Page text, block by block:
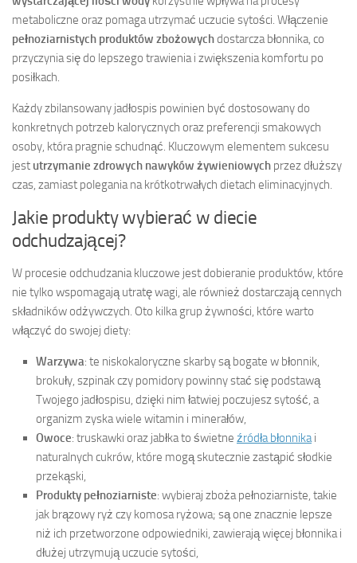
metaboliczne oraz pomaga utrzymać uczucie sytości. Włączenie
pełnoziarnistych produktów zbożowychdostarcza błonnika, co
przyczynia się do lepszego trawienia i zwiększenia komfortu po
posiłkach.
Każdy zbilansowany jadłospis powinien być dostosowany do
konkretnych potrzeb kalorycznych oraz preferencji smakowych
osoby, która pragnie schudnąć. Kluczowym elementem sukcesu
jest utrzymanie zdrowych nawyków żywieniowych przez dłuższy
czas, zamiast polegania na krótkotrwałych dietach eliminacyjnych.
Jakie produkty wybierać w diecie
odchudzającej?
W procesie odchudzania kluczowe jest dobieranie produktów, które
nie tylko wspomagają utratę wagi, ale również dostarczają cennych
składników odżywczych. Oto kilka grup żywności, które warto
włączyć do swojej diety:
Warzywa: te niskokaloryczne skarby są bogate w błonnik,
brokuły, szpinak czy pomidory powinny stać się podstawą
Twojego jadłospisu, dzięki nim łatwiej poczujesz sytość, a
organizm zyska wiele witamin i minerałów,
Owoce: truskawki oraz jabłka to świetne źródła błonnika i
naturalnych cukrów, które mogą skutecznie zastąpić słodkie
przekąski,
Produkty pełnoziarniste: wybieraj zboża pełnoziarniste, takie
jak brązowy ryż czy komosa ryżowa; są one znacznie lepsze
niż ich przetworzone odpowiedniki, zawierają więcej błonnika i
dłużej utrzymują uczucie sytości,